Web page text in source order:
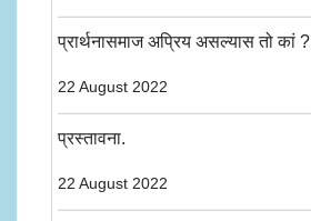
प्रार्थनासमाज अप्रिय असल्यास तो कां ?
22 August 2022
प्रस्तावना.
22 August 2022